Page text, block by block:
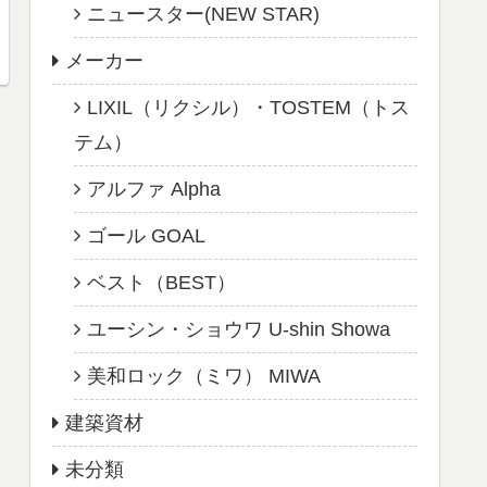
ニュースター(NEW STAR)
メーカー
LIXIL（リクシル）・TOSTEM（トス
テム）
アルファ Alpha
ゴール GOAL
ベスト（BEST）
ユーシン・ショウワ U-shin Showa
美和ロック（ミワ） MIWA
建築資材
未分類